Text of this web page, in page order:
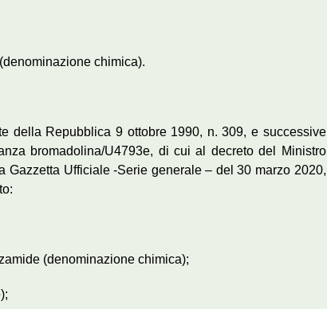
chimica).
della Repubblica 9 ottobre 1990, n. 309, e successive
bromadolina/U4793e, di cui al decreto del Ministro
Gazzetta Ufficiale -Serie generale – del 30 marzo 2020,
(denominazione chimica);